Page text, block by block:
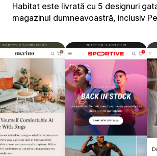
Habitat este livrată cu 5 designuri
magazinul dumneavoastră, inclusiv